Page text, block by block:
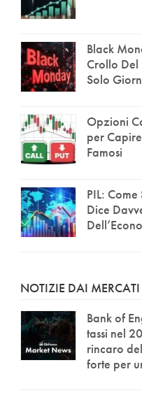
Black
Crollo
Solo
Opzioni
per
Famosi
PIL:
Dice
NOTIZIE DAI MERCATI
Bank of
tassi nel
rincaro
forte per